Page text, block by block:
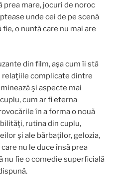
prea mare, jocuri de noroc
unde cei de pe scenă
o nuntă care nu mai are
din film, aşa cum îi stă
relaţiile complicate dintre
şi aspecte mai
cum ar fi eterna
în a forma o nouă
rutina din cuplu,
şi ale bărbaţilor, gelozia,
nu le duce însă prea
nu fie o comedie superficială